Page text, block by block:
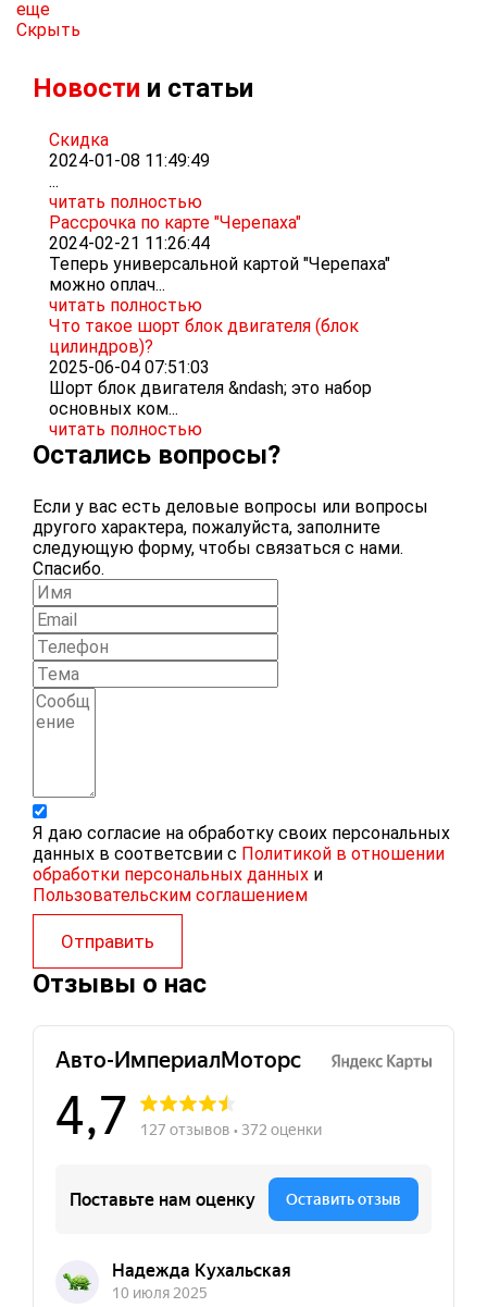
еще
Скрыть
Новости и статьи
Скидка
2024-01-08 11:49:49
...
читать полностью
Рассрочка по карте "Черепаха"
2024-02-21 11:26:44
Теперь универсальной картой "Черепаха"
можно оплач...
читать полностью
Что такое шорт блок двигателя (блок
цилиндров)?
2025-06-04 07:51:03
Шорт блок двигателя &ndash; это набор
основных ком...
читать полностью
Остались вопросы?
Если у вас есть деловые вопросы или вопросы
другого характера, пожалуйста, заполните
следующую форму, чтобы связаться с нами.
Спасибо.
Я даю согласие на обработку своих персональных
данных в соответсвии с Политикой в отношении
обработки персональных данных и
Пользовательским соглашением
Отправить
Отзывы о нас